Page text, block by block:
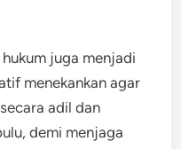
juga menjadi
menekankan agar
adil dan
demi menjaga